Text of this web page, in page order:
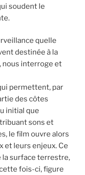
soudent le
quelle
destinée à la
nous interroge et
permettent, par
des côtes
initial que
sons et
le film ouvre alors
et leurs enjeux. Ce
la surface terrestre,
fois-ci, figure